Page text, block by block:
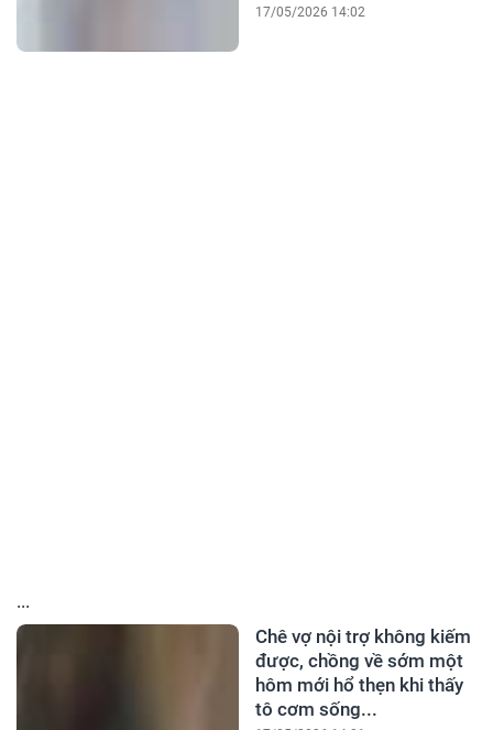
17/05/2026 14:02
...
Chê vợ nội trợ không kiếm
được, chồng về sớm một
hôm mới hổ thẹn khi thấy
tô cơm sống...